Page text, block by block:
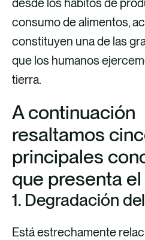
consumo de alimentos,
constituyen una de las
que los humanos
tierra.
A continuación
resaltamos
principales
que presenta
1. Degradación
Está estrechamente